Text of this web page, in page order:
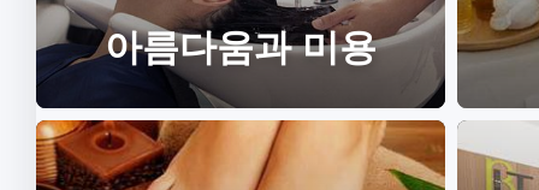
아름다움과 미용